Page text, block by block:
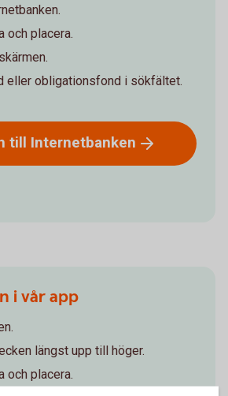
och placera.
eller obligationsfond i sökfältet.
till Internetbanken
i vår app
längst upp till höger.
och placera.